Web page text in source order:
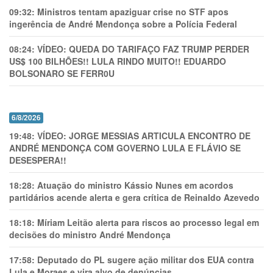
09:32: Ministros tentam apaziguar crise no STF apos
ingerência de André Mendonça sobre a Polícia Federal
08:24: VÍDEO: QUEDA DO TARIFAÇO FAZ TRUMP PERDER
US$ 100 BILHÕES!! LULA RINDO MUITO!! EDUARDO
BOLSONARO SE FERR0U
6/8/2026
19:48: VÍDEO: JORGE MESSIAS ARTICULA ENCONTRO DE
ANDRÉ MENDONÇA COM GOVERNO LULA E FLÁVIO SE
DESESPERA!!
18:28: Atuação do ministro Kássio Nunes em acordos
partidários acende alerta e gera crítica de Reinaldo Azevedo
18:18: Míriam Leitão alerta para riscos ao processo legal em
decisões do ministro André Mendonça
17:58: Deputado do PL sugere ação militar dos EUA contra